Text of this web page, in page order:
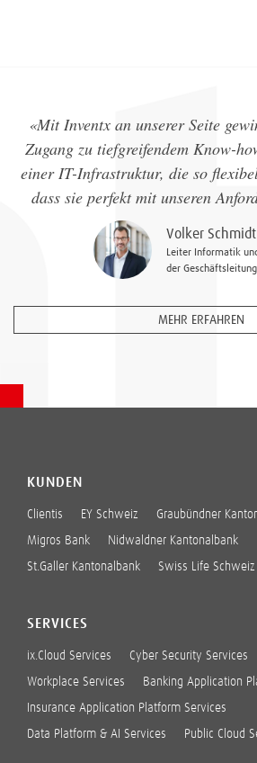
«Mit Inventx an unserer Seite
Zugang zu tiefgreifendem Know-
einer IT-Infrastruktur, die so
dass sie perfekt mit unseren
Volker Schmidt
Leiter Informatik
der
MEHR ERFAHREN
KUNDEN
Clientis EY Schweiz Graubündner
Migros Bank Nidwaldner Kantonalbank
St.Galler Kantonalbank Swiss Life Schweiz
SERVICES
ix.Cloud Services Cyber Security Services
Workplace Services Banking Application
Insurance Application Platform Services
Data Platform & AI Services Public Cloud